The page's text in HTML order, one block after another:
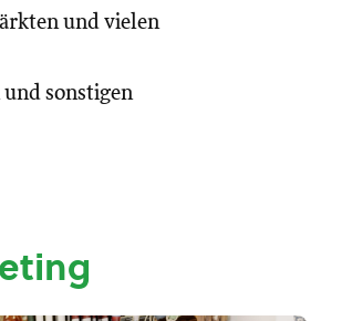
und vielen
sonstigen